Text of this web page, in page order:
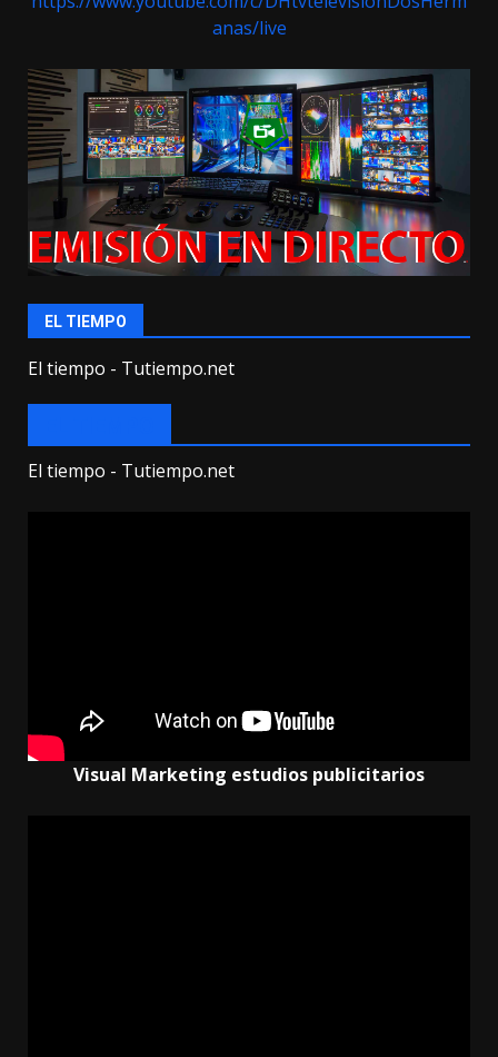
anas/live
EL TIEMPO
El tiempo - Tutiempo.net
El tiempo - Tutiempo.net
Visual Marketing estudios publicitarios